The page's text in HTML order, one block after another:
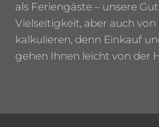
als Feriengäste – unsere
Vielseitigkeit, aber auch
kalkulieren, denn Einkauf
gehen Ihnen leicht von der